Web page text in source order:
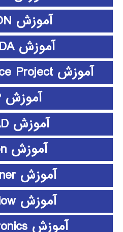
آموزش LUMION
آموزش MAXQDA
آموزش Microsoft Office Project
آموزش PHP
آموزش PSCAD
آموزش python
آموزش rapidminer
آموزش ShowFlow
آموزش SimElectronics